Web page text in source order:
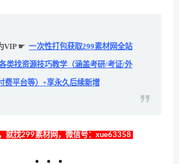
VIP ☛ 一次性打包获取299素材网全站
类找资源技巧教学（涵盖考研/考证/外
费平台等）+享永久后续新增
就找299素材网，微信号：xue63358